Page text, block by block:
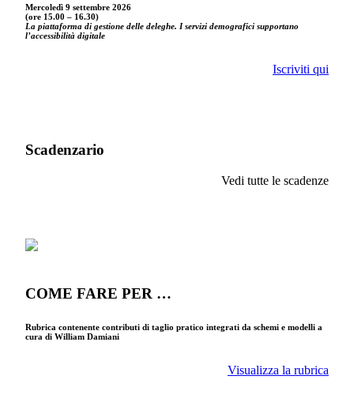
Mercoledì 9 settembre 2026
(ore 15.00 – 16.30)
La piattaforma di gestione delle deleghe. I servizi demografici supportano
l’accessibilità digitale
Iscriviti qui
Scadenzario
Vedi tutte le scadenze
COME FARE PER …
Rubrica contenente contributi di taglio pratico integrati da schemi e modelli a
cura di William Damiani
Visualizza la rubrica